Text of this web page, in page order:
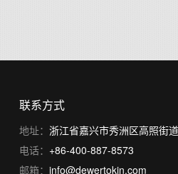
联系方式
地址： 浙江省嘉兴市秀洲区高照街
电话： +86-400-887-8573
邮箱： info@dewertokin.com